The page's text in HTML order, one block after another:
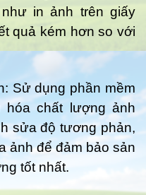
in ảnh trên giấy
quả kém hơn so với
Sử dụng phần mềm
chất lượng ảnh
sửa độ tương phản,
ảnh để đảm bảo sản
tốt nhất.